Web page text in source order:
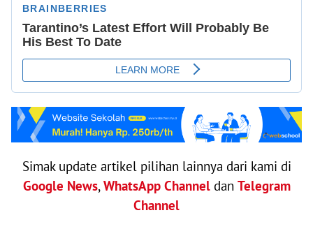
Simak update artikel pilihan lainnya dari kami di
Google News,WhatsApp Channeldan Telegram
Channel